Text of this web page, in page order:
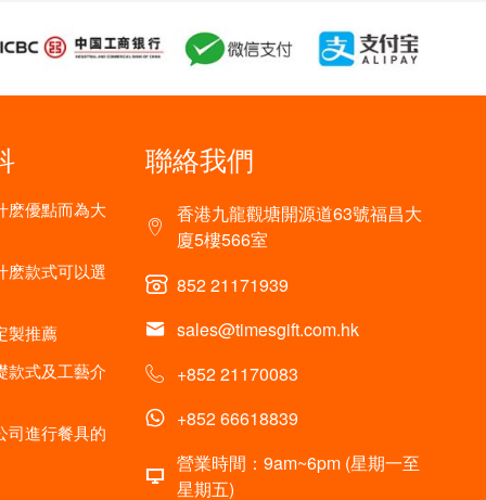
麽優點而為大
麽款式可以選
製推薦
款式及工藝介
司進行餐具的
聯絡我們
香港九龍觀塘開源道63號福昌大
廈5樓566室
852 21171939
sales@timesgift.com.hk
+852 21170083
+852 66618839
營業時間：9am~6pm (星期一至
星期五)